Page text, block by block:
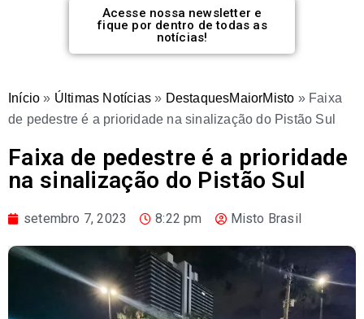
Acesse nossa newsletter e
fique por dentro de todas as
notícias!
Início » Últimas Notícias » DestaquesMaiorMisto » Faixa
de pedestre é a prioridade na sinalização do Pistão Sul
Faixa de pedestre é a prioridade
na sinalização do Pistão Sul
setembro 7, 2023 8:22 pm Misto Brasil